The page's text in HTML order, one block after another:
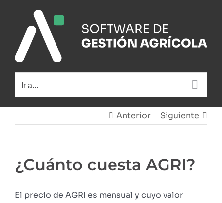
contenido
Ir a...
Anterior Siguiente
¿Cuánto cuesta AGRI?
El precio de AGRI es mensual y cuyo valor